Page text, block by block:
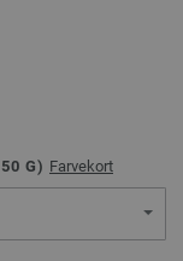
50 G) Farvekort